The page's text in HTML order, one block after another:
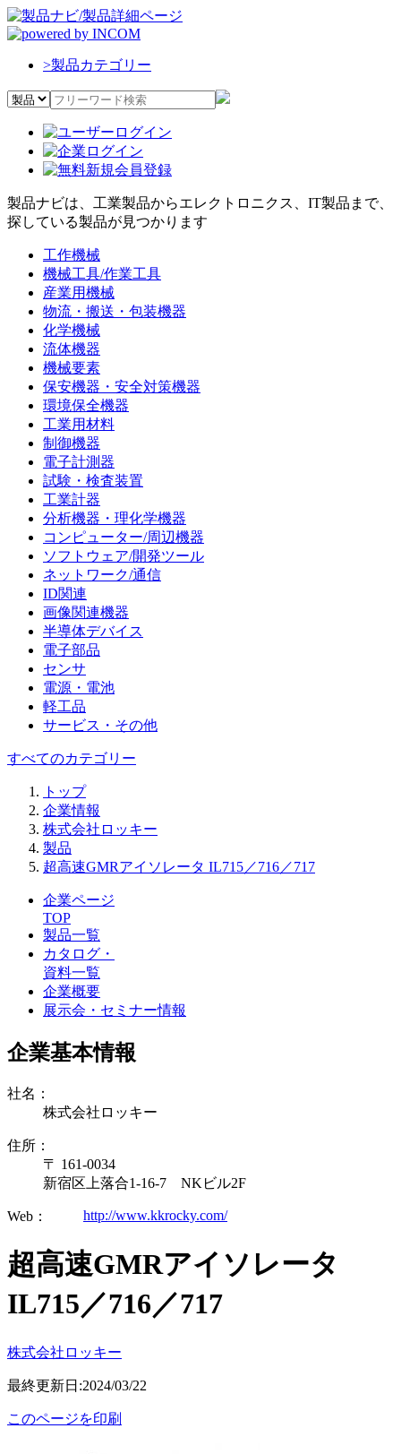
>製品カテゴリー
製品ナビは、工業製品からエレクトロニクス、IT製品まで、
探している製品が見つかります
工作機械
機械工具/作業工具
産業用機械
物流・搬送・包装機器
化学機械
流体機器
機械要素
保安機器・安全対策機器
環境保全機器
工業用材料
制御機器
電子計測器
試験・検査装置
工業計器
分析機器・理化学機器
コンピューター/周辺機器
ソフトウェア/開発ツール
ネットワーク/通信
ID関連
画像関連機器
半導体デバイス
電子部品
センサ
電源・電池
軽工品
サービス・その他
すべてのカテゴリー
トップ
企業情報
株式会社ロッキー
製品
超高速GMRアイソレータ IL715／716／717
企業ページ
TOP
製品一覧
カタログ・
資料一覧
企業概要
展示会・セミナー情報
企業基本情報
社名：
株式会社ロッキー
住所：
〒 161-0034
新宿区上落合1-16-7 NKビル2F
Web： http://www.kkrocky.com/
超高速GMRアイソレータ
IL715／716／717
株式会社ロッキー
最終更新日:2024/03/22
このページを印刷